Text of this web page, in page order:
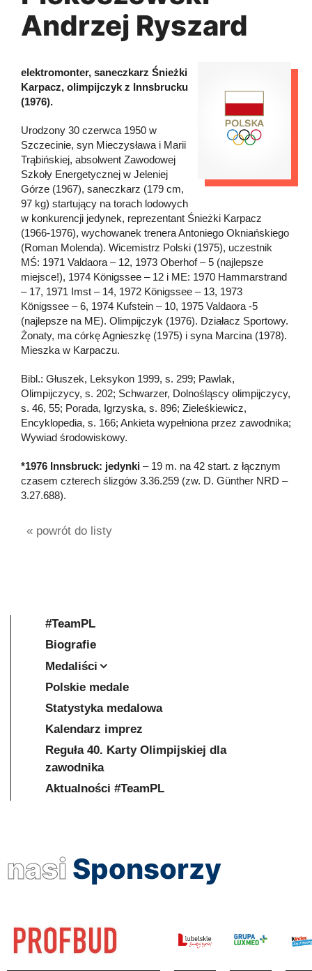
Andrzej Ryszard
elektromonter, saneczkarz Śnieżki
Karpacz, olimpijczyk z Innsbrucku
(1976).
Urodzony 30 czerwca 1950 w
Szczecinie, syn Mieczysława i Marii
Trąbińskiej, absolwent Zawodowej
Szkoły Energetycznej w Jeleniej
Górze (1967), saneczkarz (179 cm,
97 kg) startujący na torach lodowych
w konkurencji jedynek, reprezentant Śnieżki Karpacz
(1966-1976), wychowanek trenera Antoniego Okniańskiego
(Roman Molenda). Wicemistrz Polski (1975), uczestnik
MŚ: 1971 Valdaora – 12, 1973 Oberhof – 5 (najlepsze
miejsce!), 1974 Königssee – 12 i ME: 1970 Hammarstrand
– 17, 1971 Imst – 14, 1972 Königssee – 13, 1973
Königssee – 6, 1974 Kufstein – 10, 1975 Valdaora -5
(najlepsze na ME). Olimpijczyk (1976). Działacz Sportowy.
Żonaty, ma córkę Agnieszkę (1975) i syna Marcina (1978).
Mieszka w Karpaczu.
Bibl.: Głuszek, Leksykon 1999, s. 299; Pawlak,
Olimpijczycy, s. 202; Schwarzer, Dolnośląscy olimpijczycy,
s. 46, 55; Porada, Igrzyska, s. 896; Zieleśkiewicz,
Encyklopedia, s. 166; Ankieta wypełniona przez zawodnika;
Wywiad środowiskowy.
*1976 Innsbruck: jedynki – 19 m. na 42 start. z łącznym
czasem czterech ślizgów 3.36.259 (zw. D. Günther NRD –
3.27.688).
« powrót do listy
#TeamPL
Biografie
Medaliści
Polskie medale
Statystyka medalowa
Kalendarz imprez
Reguła 40. Karty Olimpijskiej dla
zawodnika
Aktualności #TeamPL
nasi Sponsorzy